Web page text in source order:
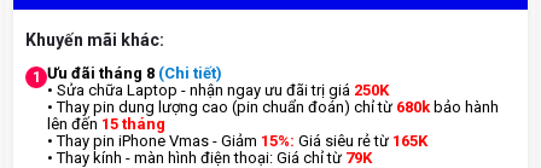
Khuyến mãi khác:
1 Ưu đãi tháng 8 (Chi tiết)
• Sửa chữa Laptop - nhận ngay ưu đãi trị giá 250K
• Thay pin dung lượng cao (pin chuẩn đoán) chỉ từ 680k bảo hành
lên đến 15 tháng
• Thay pin iPhone Vmas - Giảm 15%: Giá siêu rẻ từ 165K
• Thay kính - màn hình điện thoại: Giá chỉ từ 79K